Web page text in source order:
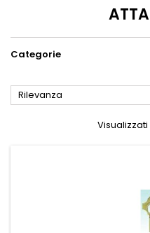
Categorie
Rilevanza
Visualizzati